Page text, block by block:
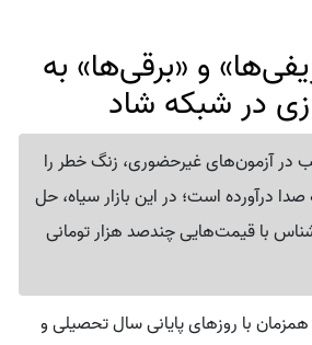
و «برقی‌ها» به
در شبکه شاد
آزمون‌های غیرحضوری، زنگ خطر را
درآورده است؛ در این بازار سیاه، حل
با قیمت‌هایی چندصد هزار تومانی
همزمان با روزهای پایانی سال تحصیلی و